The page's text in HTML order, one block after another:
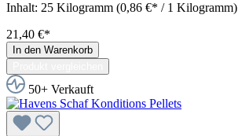
Inhalt: 25 Kilogramm (0,86 €* / 1 Kilogramm)
21,40 €*
In den Warenkorb
50+ Verkauft